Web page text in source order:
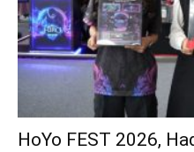
HoYo FEST 2026,